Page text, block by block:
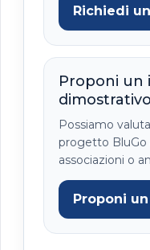
Richiedi
Proponi un
Possiamo
progetto BluGo
associazioni o
Proponi